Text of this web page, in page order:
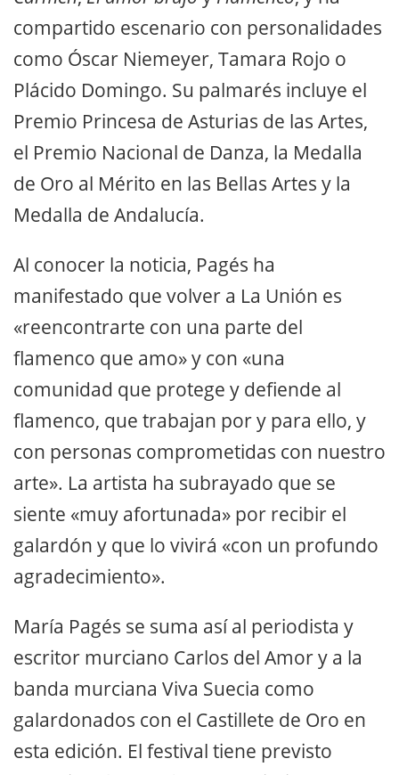
compartido escenario con personalidades
como Óscar Niemeyer, Tamara Rojo o
Plácido Domingo. Su palmarés incluye el
Premio Princesa de Asturias de las Artes,
el Premio Nacional de Danza, la Medalla
de Oro al Mérito en las Bellas Artes y la
Medalla de Andalucía.
Al conocer la noticia, Pagés ha
manifestado que volver a La Unión es
«reencontrarte con una parte del
flamenco que amo» y con «una
comunidad que protege y defiende al
flamenco, que trabajan por y para ello, y
con personas comprometidas con nuestro
arte». La artista ha subrayado que se
siente «muy afortunada» por recibir el
galardón y que lo vivirá «con un profundo
agradecimiento».
María Pagés se suma así al periodista y
escritor murciano Carlos del Amor y a la
banda murciana Viva Suecia como
galardonados con el Castillete de Oro en
esta edición. El festival tiene previsto